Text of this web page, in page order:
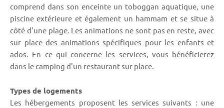
comprend dans son enceinte un toboggan aquatique, une
piscine extérieure et également un hammam et se situe à
côté d'une plage. Les animations ne sont pas en reste, avec
sur place des animations spécifiques pour les enfants et
ados. En ce qui concerne les services, vous bénéficierez
dans le camping d'un restaurant sur place.
Types de logements
Les hébergements proposent les services suivants : une